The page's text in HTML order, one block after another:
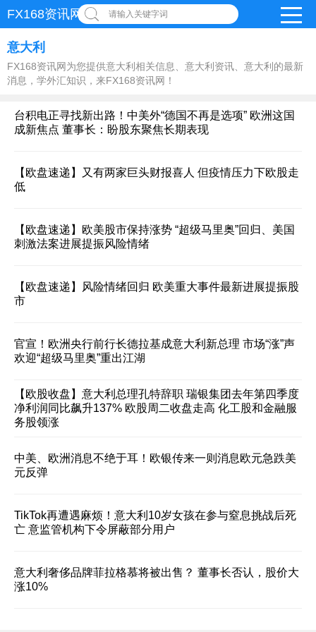
FX168资讯网 请输入关键字词
意大利
FX168资讯网为您提供意大利相关信息、意大利资讯、意大利的最新
消息，学外汇知识，来FX168资讯网！
台积电正寻找新出路！中美外“德国不再是选项” 欧洲这国
成新焦点 董事长：盼股东聚焦长期表现
【欧盘速递】又有两家巨头财报喜人 但疫情压力下欧股走
低
【欧盘速递】欧美股市保持涨势 “超级马里奥”回归、美国
刺激法案进展提振风险情绪
【欧盘速递】风险情绪回归 欧美重大事件最新进展提振股
市
官宣！欧洲央行前行长德拉基成意大利新总理 市场“涨”声
欢迎“超级马里奥”重出江湖
【欧股收盘】意大利总理孔特辞职 瑞银集团去年第四季度
净利润同比飙升137% 欧股周二收盘走高 化工股和金融服
务股领涨
中美、欧洲消息不绝于耳！欧银传来一则消息欧元急跌美
元反弹
TikTok再遭遇麻烦！意大利10岁女孩在参与窒息挑战后死
亡 意监管机构下令屏蔽部分用户
意大利奢侈品牌菲拉格慕将被出售？ 董事长否认，股价大
涨10%